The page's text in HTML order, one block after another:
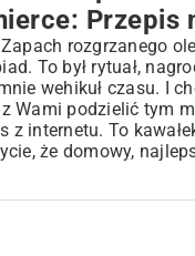
Przepis
rozgrzanego
To był rytuał,
wehikuł czasu. I
Wami podzielić tym
z internetu. To
że domowy,